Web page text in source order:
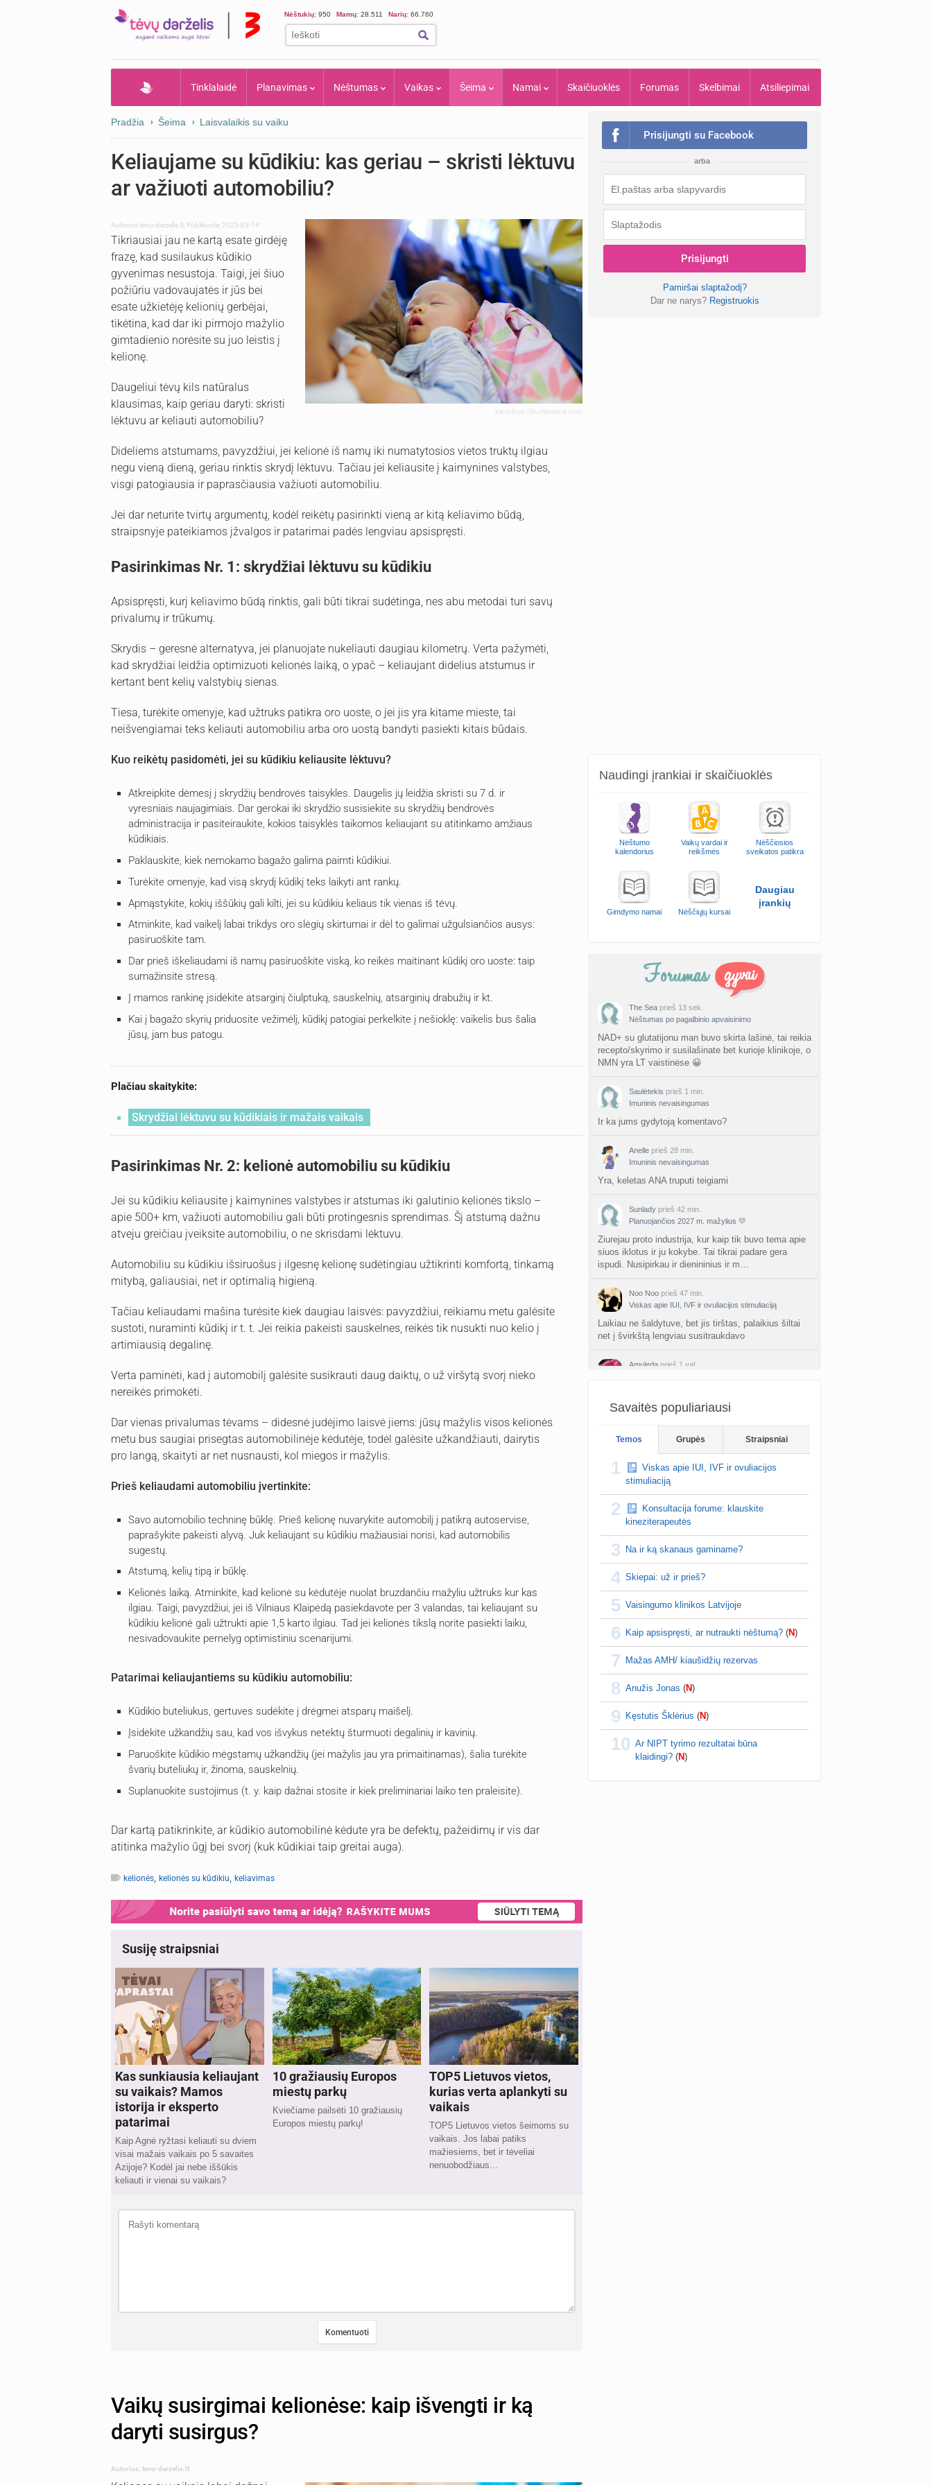
Nėštukių: 950 Mamų: 28.511 Narių: 66.760
Tinklalaidė Planavimas Nėštumas Vaikas Šeima Namai Skaičiuoklės Forumas Skelbimai Atsiliepimai
Pradžia Šeima Laisvalaikis su vaiku
Keliaujame su kūdikiu: kas geriau – skristi lėktuvu
ar važiuoti automobiliu?
Autorius:tevu-darzelis.lt Publikuota: 2023-03-14
Yaoinlove | Shutterstock.com
Tikriausiai jau ne kartą esate girdėję
frazę, kad susilaukus kūdikio
gyvenimas nesustoja. Taigi, jei šiuo
požiūriu vadovaujatės ir jūs bei
esate užkietėję kelionių gerbėjai,
tikėtina, kad dar iki pirmojo mažylio
gimtadienio norėsite su juo leistis į
kelionę.
Daugeliui tėvų kils natūralus
klausimas, kaip geriau daryti: skristi
lėktuvu ar keliauti automobiliu?
Dideliems atstumams, pavyzdžiui, jei kelionė iš namų iki numatytosios vietos truktų ilgiau
negu vieną dieną, geriau rinktis skrydį lėktuvu. Tačiau jei keliausite į kaimynines valstybes,
visgi patogiausia ir paprasčiausia važiuoti automobiliu.
Jei dar neturite tvirtų argumentų, kodėl reikėtų pasirinkti vieną ar kitą keliavimo būdą,
straipsnyje pateikiamos įžvalgos ir patarimai padės lengviau apsispręsti.
Pasirinkimas Nr. 1: skrydžiai lėktuvu su kūdikiu
Apsispręsti, kurį keliavimo būdą rinktis, gali būti tikrai sudėtinga, nes abu metodai turi savų
privalumų ir trūkumų.
Skrydis – geresnė alternatyva, jei planuojate nukeliauti daugiau kilometrų. Verta pažymėti,
kad skrydžiai leidžia optimizuoti kelionės laiką, o ypač – keliaujant didelius atstumus ir
kertant bent kelių valstybių sienas.
Tiesa, turėkite omenyje, kad užtruks patikra oro uoste, o jei jis yra kitame mieste, tai
neišvengiamai teks keliauti automobiliu arba oro uostą bandyti pasiekti kitais būdais.
Kuo reikėtų pasidomėti, jei su kūdikiu keliausite lėktuvu?
Atkreipkite dėmesį į skrydžių bendrovės taisykles. Daugelis jų leidžia skristi su 7 d. ir
vyresniais naujagimiais. Dar gerokai iki skrydžio susisiekite su skrydžių bendrovės
administracija ir pasiteiraukite, kokios taisyklės taikomos keliaujant su atitinkamo amžiaus
kūdikiais.
Paklauskite, kiek nemokamo bagažo galima paimti kūdikiui.
Turėkite omenyje, kad visą skrydį kūdikį teks laikyti ant rankų.
Apmąstykite, kokių iššūkių gali kilti, jei su kūdikiu keliaus tik vienas iš tėvų.
Atminkite, kad vaikelį labai trikdys oro slėgių skirtumai ir dėl to galimai užgulsiančios ausys:
pasiruoškite tam.
Dar prieš iškeliaudami iš namų pasiruoškite viską, ko reikės maitinant kūdikį oro uoste: taip
sumažinsite stresą.
Į mamos rankinę įsidėkite atsarginį čiulptuką, sauskelnių, atsarginių drabužių ir kt.
Kai į bagažo skyrių priduosite vežimėlį, kūdikį patogiai perkelkite į nešioklę: vaikelis bus šalia
jūsų, jam bus patogu.
Plačiau skaitykite:
Skrydžiai lėktuvu su kūdikiais ir mažais vaikais
Pasirinkimas Nr. 2: kelionė automobiliu su kūdikiu
Jei su kūdikiu keliausite į kaimynines valstybes ir atstumas iki galutinio kelionės tikslo –
apie 500+ km, važiuoti automobiliu gali būti protingesnis sprendimas. Šį atstumą dažnu
atveju greičiau įveiksite automobiliu, o ne skrisdami lėktuvu.
Automobiliu su kūdikiu išsiruošus į ilgesnę kelionę sudėtingiau užtikrinti komfortą, tinkamą
mitybą, galiausiai, net ir optimalią higieną.
Tačiau keliaudami mašina turėsite kiek daugiau laisvės: pavyzdžiui, reikiamu metu galėsite
sustoti, nuraminti kūdikį ir t. t. Jei reikia pakeisti sauskelnes, reikės tik nusukti nuo kelio į
artimiausią degalinę.
Verta paminėti, kad į automobilį galėsite susikrauti daug daiktų, o už viršytą svorį nieko
nereikės primokėti.
Dar vienas privalumas tėvams – didesnė judėjimo laisvė jiems: jūsų mažylis visos kelionės
metu bus saugiai prisegtas automobilinėje kėdutėje, todėl galėsite užkandžiauti, dairytis
pro langą, skaityti ar net nusnausti, kol miegos ir mažylis.
Prieš keliaudami automobiliu įvertinkite:
Savo automobilio techninę būklę. Prieš kelionę nuvarykite automobilį į patikrą autoservise,
paprašykite pakeisti alyvą. Juk keliaujant su kūdikiu mažiausiai norisi, kad automobilis
sugestų.
Atstumą, kelių tipą ir būklę.
Kelionės laiką. Atminkite, kad kelionė su kėdutėje nuolat bruzdančiu mažyliu užtruks kur kas
ilgiau. Taigi, pavyzdžiui, jei iš Vilniaus Klaipėdą pasiekdavote per 3 valandas, tai keliaujant su
kūdikiu kelionė gali užtrukti apie 1,5 karto ilgiau. Tad jei kelionės tikslą norite pasiekti laiku,
nesivadovaukite pernelyg optimistiniu scenarijumi.
Patarimai keliaujantiems su kūdikiu automobiliu:
Kūdikio buteliukus, gertuves sudėkite į drėgmei atsparų maišelį.
Įsidėkite užkandžių sau, kad vos išvykus netektų šturmuoti degalinių ir kavinių.
Paruoškite kūdikio mėgstamų užkandžių (jei mažylis jau yra primaitinamas), šalia turėkite
švarių buteliukų ir, žinoma, sauskelnių.
Suplanuokite sustojimus (t. y. kaip dažnai stosite ir kiek preliminariai laiko ten praleisite).
Dar kartą patikrinkite, ar kūdikio automobilinė kėdute yra be defektų, pažeidimų ir vis dar
atitinka mažylio ūgį bei svorį (kuk kūdikiai taip greitai auga).
kelionės kelionės su kūdikiu keliavimas
Susiję straipsniai
Kas sunkiausia keliaujant
su vaikais? Mamos
istorija ir eksperto
patarimai
Kaip Agnė ryžtasi keliauti su dviem
visai mažais vaikais po 5 savaites
Azijoje? Kodėl jai nebe iššūkis
keliauti ir vienai su vaikais?
10 gražiausių Europos
miestų parkų
Kviečiame pailsėti 10 gražiausių
Europos miestų parkų!
TOP5 Lietuvos vietos,
kurias verta aplankyti su
vaikais
TOP5 Lietuvos vietos šeimoms su
vaikais. Jos labai patiks
mažiesiems, bet ir tėveliai
nenuobodžiaus...
Prisijungti su Facebook
arba
Prisijungti
Pamiršai slaptažodį?
Dar ne narys? Registruokis
Naudingi įrankiai ir skaičiuoklės
Nėštumo
kalendorius
Vaikų vardai ir
reikšmės
Nėščiosios
sveikatos patikra
Gimdymo namai Nėščiųjų kursai
Daugiau
įrankių
The Sea prieš 13 sek.
Nėštumas po pagalbinio apvaisinimo
NAD+ su glutatijonu man buvo skirta lašinė, tai reikia
recepto/skyrimo ir susilašinate bet kurioje klinikoje, o
NMN yra LT vaistinėse 😀
Saulėtekis prieš 1 min.
Imuninis nevaisingumas
Ir ka jums gydytoją komentavo?
Anelle prieš 28 min.
Imuninis nevaisingumas
Yra, keletas ANA truputi teigiami
Sunlady prieš 42 min.
Planuojančios 2027 m. mažylius 💛
Ziurejau proto industrija, kur kaip tik buvo tema apie
siuos iklotus ir ju kokybe. Tai tikrai padare gera
ispudi. Nusipirkau ir dienininius ir m…
Noo Noo prieš 47 min.
Viskas apie IUI, IVF ir ovuliacijos stimuliaciją
Laikiau ne šaldytuve, bet jis tirštas, palaikius šiltai
net į švirkštą lengviau susitraukdavo
Amuleda prieš 1 val.
Savaitės populiariausi
Temos Grupės Straipsniai
1
Viskas apie IUI, IVF ir ovuliacijos
stimuliaciją
2
Konsultacija forume: klauskite
kineziterapeutės
3 Na ir ką skanaus gaminame?
4 Skiepai: už ir prieš?
5 Vaisingumo klinikos Latvijoje
6 Kaip apsispręsti, ar nutraukti nėštumą? (N)
7 Mažas AMH/ kiaušidžių rezervas
8 Anužis Jonas (N)
9 Kęstutis Šklėrius (N)
10 Ar NIPT tyrimo rezultatai būna
klaidingi? (N)
Vaikų susirgimai kelionėse: kaip išvengti ir ką
daryti susirgus?
Autorius: tevu-darzelis.lt